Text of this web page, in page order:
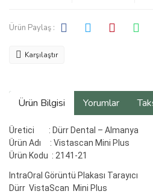
Ürün Paylaş :
Karşılaştır
Ürün Bilgisi Yorumlar
Üretici : Dürr Dental – Almanya
Ürün Adı : Vistascan Mini Plus
Ürün Kodu : 2141-21
IntraOral Görüntü Plakası Tarayıcı
Dürr VistaScan Mini Plus